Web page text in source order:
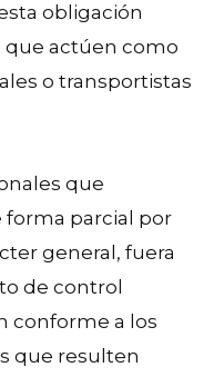
obligación
que actúen como
o transportistas
que
parcial por
general, fuera
de control
conforme a los
que resulten